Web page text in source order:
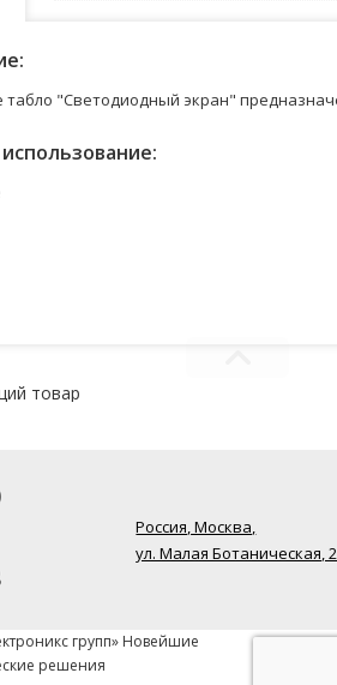
табло "Светодиодный экран"
товар
Россия, Москва,
ул. Малая Ботаническая,
групп» Новейшие
решения